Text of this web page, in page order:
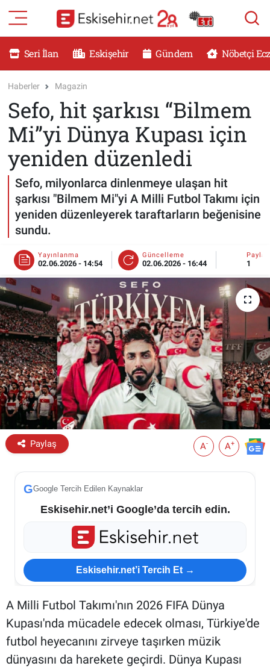
Seri İlan Eskişehir Gündem Nöbetçi
Haberler Magazin
Sefo, hit şarkısı “Bilmem
Mi”yi Dünya Kupası için
yeniden düzenledi
Sefo, milyonlarca dinlenmeye ulaşan hit
şarkısı "Bilmem Mi"yi A Milli Futbol Takımı için
yeniden düzenleyerek taraftarların beğenisine
sundu.
Yayınlanma
02.06.2026 - 14:54
Güncelleme
02.06.2026 - 16:44 1
Paylaş A- A+
GGoogle Tercih Edilen Kaynaklar
Eskisehir.net’i Google’da tercih edin.
Eskisehir.net’i Tercih Et →
A Milli Futbol Takımı'nın 2026 FIFA Dünya
Kupası'nda mücadele edecek olması, Türkiye'de
futbol heyecanını zirveye taşırken müzik
dünyasını da harekete geçirdi. Dünya Kupası
RESMİ İLANLAR
DÜNYA
SAĞLIK
MAGAZİN
KADIN
TEKNOLOJİ
YEMEK
ESKİŞEHİR NÖBETÇİ ECZANELER
Eskişehir Haber İçerikleri
Eskişehir Hava Durumu
Eskişehir Tramvay Saatleri
Eskişehir Otobüs Saatleri
Eskişehir Nöbetçi Eczaneler
Eskişehir Namaz Vakitleri
Eskişehir Trafik Yoğunluk Haritası
Süper Lig Puan Durumu ve Fikstür
Tüm Manşetler
Son Dakika Haberleri
Haber Arşivi